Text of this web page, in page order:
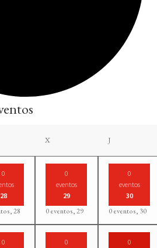
Xmiércoles Jjueves
0
28
28
0
eventos
29
0 eventos,29
0
eventos
30
0 eventos, 30
0
0
0